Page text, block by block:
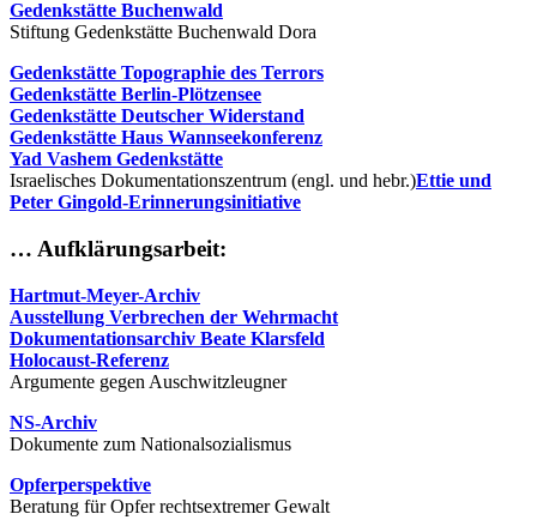
Gedenkstätte Buchenwald
Stiftung Gedenkstätte Buchenwald Dora
Gedenkstätte Topographie des Terrors
Gedenkstätte Berlin-Plötzensee
Gedenkstätte Deutscher Widerstand
Gedenkstätte Haus Wannseekonferenz
Yad Vashem Gedenkstätte
Israelisches Dokumentationszentrum (engl. und hebr.)Ettie und
Peter Gingold-Erinnerungsinitiative
… Aufklärungsarbeit:
Hartmut-Meyer-Archiv
Ausstellung Verbrechen der Wehrmacht
Dokumentationsarchiv Beate Klarsfeld
Holocaust-Referenz
Argumente gegen Auschwitzleugner
NS-Archiv
Dokumente zum Nationalsozialismus
Opferperspektive
Beratung für Opfer rechtsextremer Gewalt